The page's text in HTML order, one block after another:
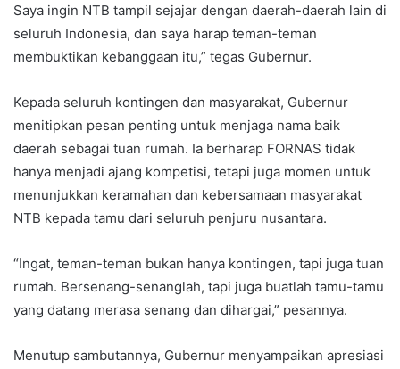
Saya ingin NTB tampil sejajar dengan daerah-daerah lain di
seluruh Indonesia, dan saya harap teman-teman
membuktikan kebanggaan itu,” tegas Gubernur.
Kepada seluruh kontingen dan masyarakat, Gubernur
menitipkan pesan penting untuk menjaga nama baik
daerah sebagai tuan rumah. Ia berharap FORNAS tidak
hanya menjadi ajang kompetisi, tetapi juga momen untuk
menunjukkan keramahan dan kebersamaan masyarakat
NTB kepada tamu dari seluruh penjuru nusantara.
“Ingat, teman-teman bukan hanya kontingen, tapi juga tuan
rumah. Bersenang-senanglah, tapi juga buatlah tamu-tamu
yang datang merasa senang dan dihargai,” pesannya.
Menutup sambutannya, Gubernur menyampaikan apresiasi